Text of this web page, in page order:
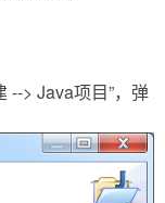
--> Java项目”，弹